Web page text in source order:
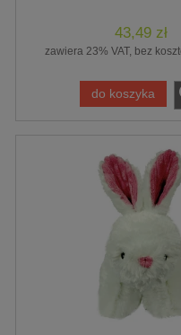
43,49 zł
zawiera 23% VAT, bez
do koszyka